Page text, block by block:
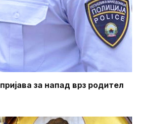
за напад врз родител